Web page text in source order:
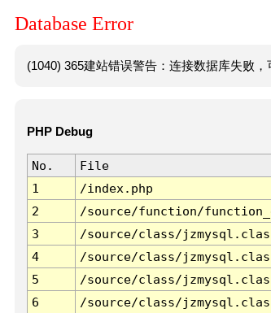
Database Error
(1040) 365建站错误警告：连接数据库失败
PHP Debug
No. File
1
/index.php
2
/source/function/
3
/source/class/
4
/source/class/
5
/source/class/
6
/source/class/